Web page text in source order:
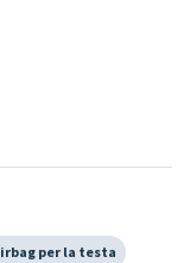
per la testa